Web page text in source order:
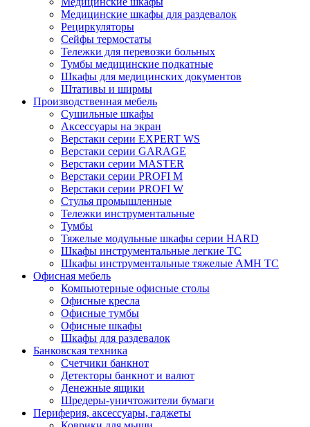
Медицинские шкафы для раздевалок
Рециркуляторы
Сейфы термостаты
Тележки для перевозки больных
Тумбы медицинские подкатные
Шкафы для медицинских документов
Штативы и ширмы
Производственная мебель
Cушильные шкафы
Аксессуары на экран
Верстаки серии EXPERT WS
Верстаки серии GARAGE
Верстаки серии MASTER
Верстаки серии PROFI M
Верстаки серии PROFI W
Стулья промышленные
Тележки инструментальные
Тумбы
Тяжелые модульные шкафы серии HARD
Шкафы инструментальные легкие ТС
Шкафы инструментальные тяжелые AMH TC
Офисная мебель
Компьютерные офисные столы
Офисные кресла
Офисные тумбы
Офисные шкафы
Шкафы для раздевалок
Банковская техника
Счетчики банкнот
Детекторы банкнот и валют
Денежные ящики
Шредеры-уничтожители бумаги
Периферия, аксессуары, гаджеты